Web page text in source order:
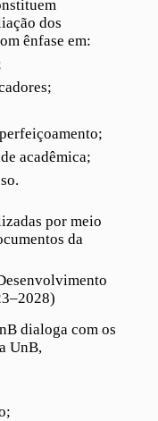
dos
ênfase em:
acadêmica;
por meio
da
dialoga com os
UnB,